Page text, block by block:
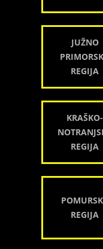
JUŽNO
REGIJA
KRAŠKO-
REGIJA
REGIJA